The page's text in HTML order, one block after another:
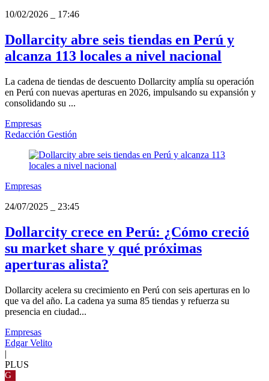
10/02/2026
17:46
Dollarcity abre seis tiendas en Perú y
alcanza 113 locales a nivel nacional
La cadena de tiendas de descuento Dollarcity amplía su operación
en Perú con nuevas aperturas en 2026, impulsando su expansión y
consolidando su ...
Empresas
Redacción Gestión
Empresas
24/07/2025
23:45
Dollarcity crece en Perú: ¿Cómo creció
su market share y qué próximas
aperturas alista?
Dollarcity acelera su crecimiento en Perú con seis aperturas en lo
que va del año. La cadena ya suma 85 tiendas y refuerza su
presencia en ciudad...
Empresas
Edgar Velito
|
PLUS
G